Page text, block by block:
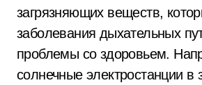
загрязняющих веществ,
заболевания дыхательных
проблемы со здоровьем.
солнечные электростанции в